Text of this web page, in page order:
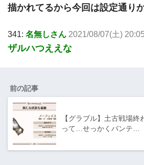
描かれてるから今回は設定通り
341: 名無しさん 2021/08/07(土)
ザルハつええな
前の記事
【グラブル】土古戦場
って…せっかくバンテ…